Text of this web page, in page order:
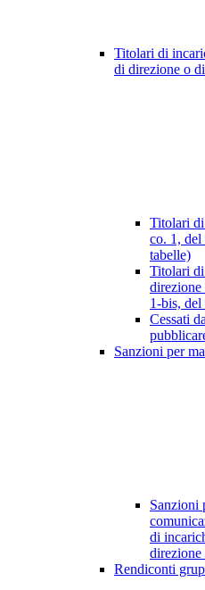
Titolari di
di direzione o
Titolari
co. 1, del
tabelle)
Titolari
1-bis,
Cessati
Sanzioni per
Sanzioni
di
Rendiconti